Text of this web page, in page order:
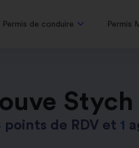
Permis de conduire Permis
Stych
points de RDV et 1